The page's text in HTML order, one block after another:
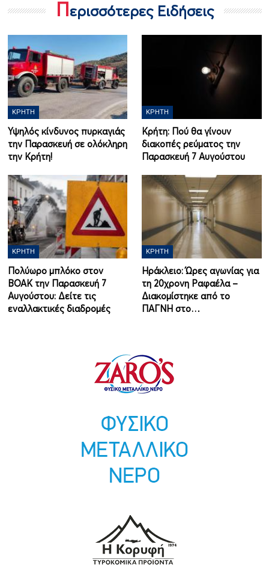
Περισσότερες Ειδήσεις
ΚΡΉΤΗ
Υψηλός κίνδυνος πυρκαγιάς
την Παρασκευή σε ολόκληρη
την Κρήτη!
ΚΡΉΤΗ
Κρήτη: Πού θα γίνουν
διακοπές ρεύματος την
Παρασκευή 7 Αυγούστου
ΚΡΉΤΗ
Πολύωρο μπλόκο στον
ΒΟΑΚ την Παρασκευή 7
Αυγούστου: Δείτε τις
εναλλακτικές διαδρομές
ΚΡΉΤΗ
Ηράκλειο: Ώρες αγωνίας για
τη 20χρονη Ραφαέλα –
Διακομίστηκε από το
ΠΑΓΝΗ στο…